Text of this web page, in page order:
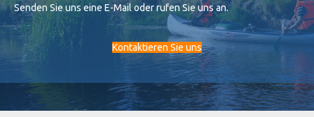
Senden Sie uns eine E-Mail oder rufen Sie uns an.
Kontaktieren Sie uns